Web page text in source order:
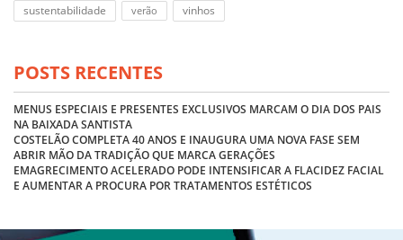
sustentabilidade verão vinhos
POSTS RECENTES
MENUS ESPECIAIS E PRESENTES EXCLUSIVOS MARCAM O DIA DOS PAIS
NA BAIXADA SANTISTA
COSTELÃO COMPLETA 40 ANOS E INAUGURA UMA NOVA FASE SEM
ABRIR MÃO DA TRADIÇÃO QUE MARCA GERAÇÕES
EMAGRECIMENTO ACELERADO PODE INTENSIFICAR A FLACIDEZ FACIAL
E AUMENTAR A PROCURA POR TRATAMENTOS ESTÉTICOS